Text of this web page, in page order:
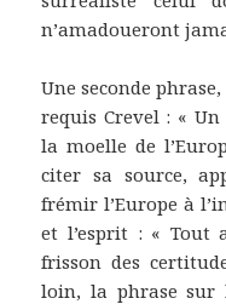
n’amadoueront
Une seconde
requis Crevel : «
la moelle de
citer sa source,
frémir l’Europe à
et l’esprit : « Tout
frisson des
loin, la phrase sur